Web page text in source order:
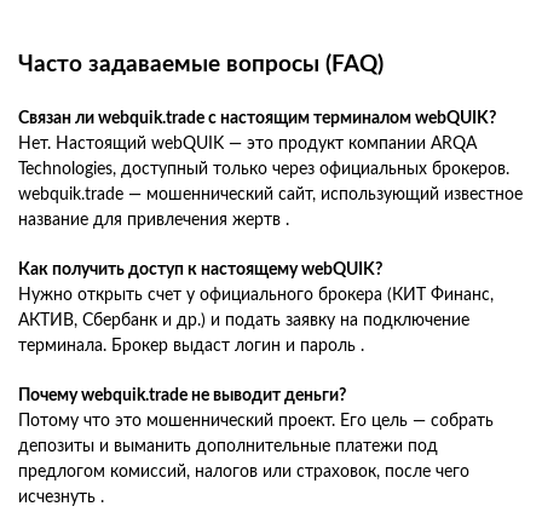
Часто задаваемые вопросы (FAQ)
Связан ли webquik.trade с настоящим терминалом webQUIK?
Нет. Настоящий webQUIK — это продукт компании ARQA
Technologies, доступный только через официальных брокеров.
webquik.trade — мошеннический сайт, использующий известное
название для привлечения жертв .
Как получить доступ к настоящему webQUIK?
Нужно открыть счет у официального брокера (КИТ Финанс,
АКТИВ, Сбербанк и др.) и подать заявку на подключение
терминала. Брокер выдаст логин и пароль .
Почему webquik.trade не выводит деньги?
Потому что это мошеннический проект. Его цель — собрать
депозиты и выманить дополнительные платежи под
предлогом комиссий, налогов или страховок, после чего
исчезнуть .